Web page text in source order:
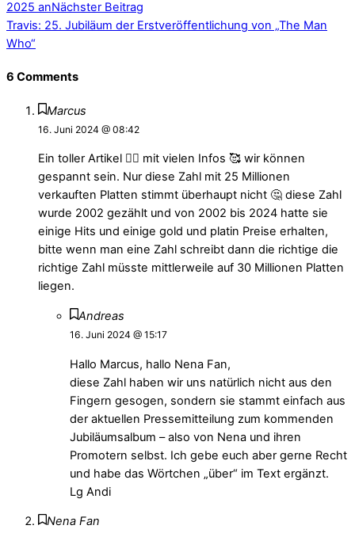
2025 anNächster Beitrag
Travis: 25. Jubiläum der Erstveröffentlichung von „The Man
Who“
6 Comments
Marcus
16. Juni 2024 @ 08:42
Ein toller Artikel 👍🏻 mit vielen Infos 🥰 wir können
gespannt sein. Nur diese Zahl mit 25 Millionen
verkauften Platten stimmt überhaupt nicht 🤔 diese Zahl
wurde 2002 gezählt und von 2002 bis 2024 hatte sie
einige Hits und einige gold und platin Preise erhalten,
bitte wenn man eine Zahl schreibt dann die richtige die
richtige Zahl müsste mittlerweile auf 30 Millionen Platten
liegen.
Andreas
16. Juni 2024 @ 15:17
Hallo Marcus, hallo Nena Fan,
diese Zahl haben wir uns natürlich nicht aus den
Fingern gesogen, sondern sie stammt einfach aus
der aktuellen Pressemitteilung zum kommenden
Jubiläumsalbum – also von Nena und ihren
Promotern selbst. Ich gebe euch aber gerne Recht
und habe das Wörtchen „über“ im Text ergänzt.
Lg Andi
Nena Fan